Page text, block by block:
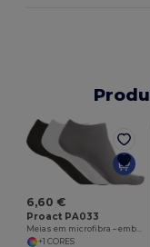
6,60 €
Proact PA033
+1 CORES